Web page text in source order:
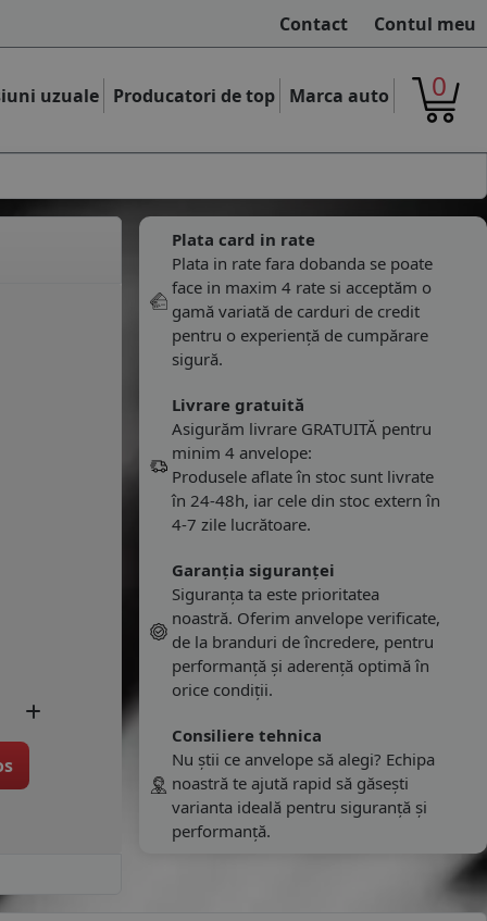
Contact Contul meu
uzuale Producatori de top Marca auto 0
Plata card in rate
Plata in rate fara dobanda se poate
face in maxim 4 rate si acceptăm o
gamă variată de carduri de credit
pentru o experiență de cumpărare
sigură.
Livrare gratuită
Asigurăm livrare GRATUITĂ pentru
minim 4 anvelope:
Produsele aflate în stoc sunt livrate
în 24-48h, iar cele din stoc extern în
4-7 zile lucrătoare.
Garanția siguranței
Siguranța ta este prioritatea
noastră. Oferim anvelope verificate,
de la branduri de încredere, pentru
performanță și aderență optimă în
orice condiții.
Consiliere tehnica
Nu știi ce anvelope să alegi? Echipa
noastră te ajută rapid să găsești
varianta ideală pentru siguranță și
performanță.